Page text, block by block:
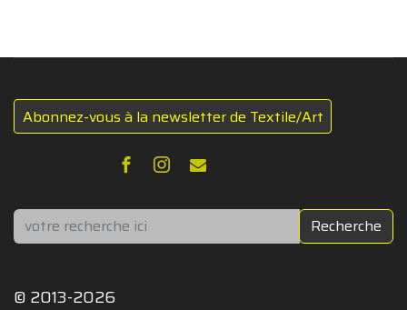
Abonnez-vous à la newsletter de Textile/Art
Rechercher Recherche
© 2013-2026